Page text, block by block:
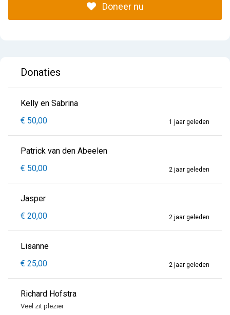
Doneer nu
Donaties
Kelly en Sabrina
€ 50,00
1 jaar geleden
Patrick van den Abeelen
€ 50,00
2 jaar geleden
Jasper
€ 20,00
2 jaar geleden
Lisanne
€ 25,00
2 jaar geleden
Richard Hofstra
Veel zit plezier